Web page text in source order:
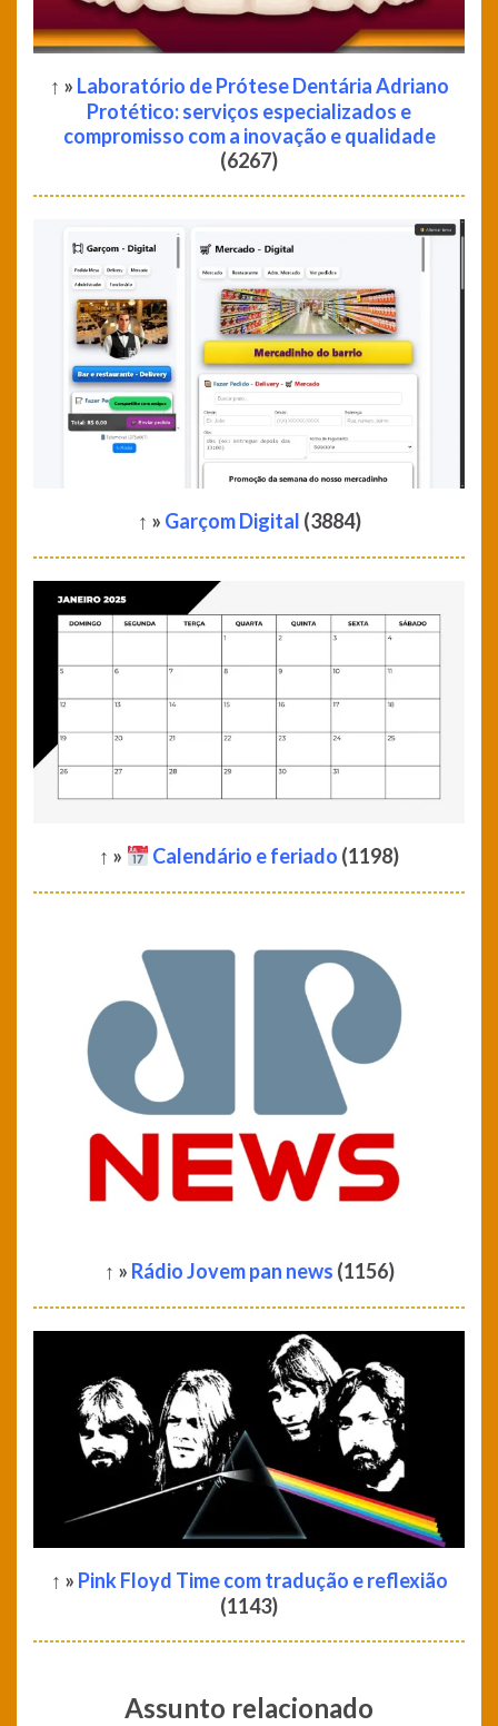
↑ » Laboratório de Prótese Dentária Adriano
Protético: serviços especializados e
compromisso com a inovação e qualidade
(6267)
↑ » Garçom Digital (3884)
↑ » Calendário e feriado (1198)
↑ » Rádio Jovem pan news (1156)
↑ » Pink Floyd Time com tradução e reflexião
(1143)
Assunto relacionado